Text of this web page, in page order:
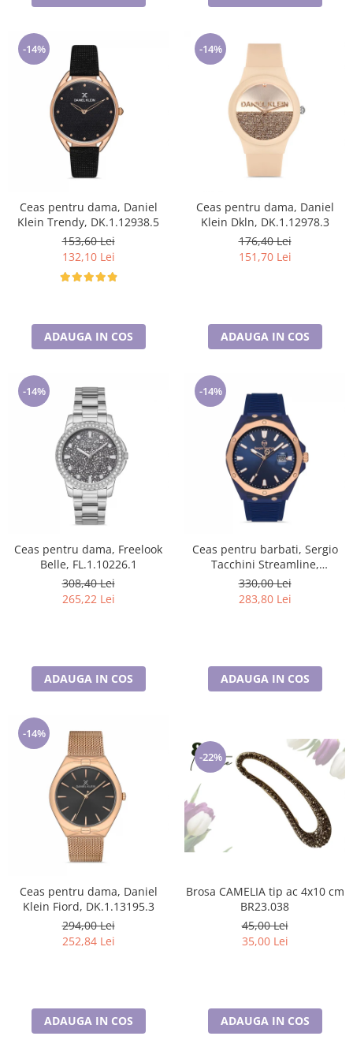
-14%
Ceas pentru dama, Daniel
Klein Trendy, DK.1.12938.5
153,60 Lei
132,10 Lei
ADAUGA IN COS
-14%
Ceas pentru dama, Daniel
Klein Dkln, DK.1.12978.3
176,40 Lei
151,70 Lei
ADAUGA IN COS
-14%
Ceas pentru dama, Freelook
Belle, FL.1.10226.1
308,40 Lei
265,22 Lei
ADAUGA IN COS
-14%
Ceas pentru barbati, Sergio
Tacchini Streamline,
ST.1.10197.4
330,00 Lei
283,80 Lei
ADAUGA IN COS
-14%
Ceas pentru dama, Daniel
Klein Fiord, DK.1.13195.3
294,00 Lei
252,84 Lei
ADAUGA IN COS
-22%
Brosa CAMELIA tip ac 4x10 cm
BR23.038
45,00 Lei
35,00 Lei
ADAUGA IN COS